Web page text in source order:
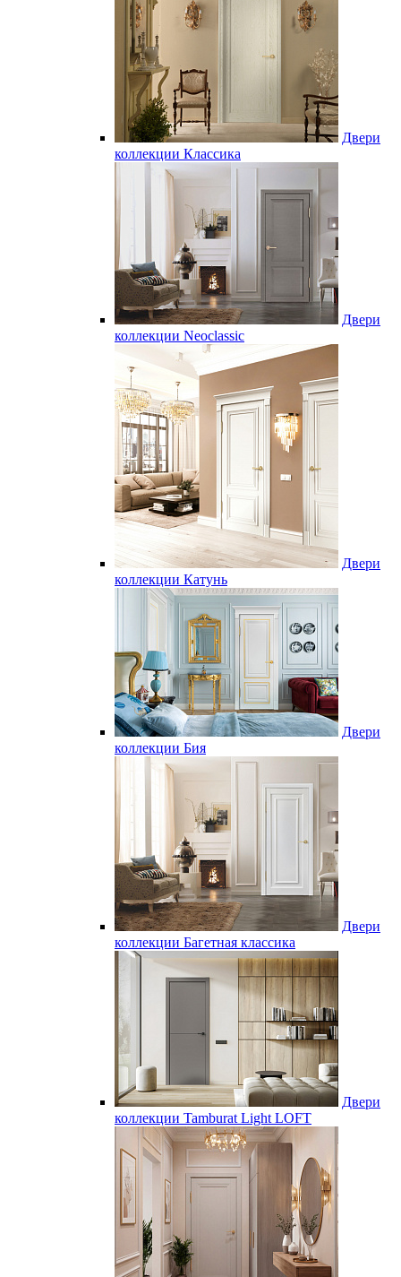
Двери
коллекции Классика
Двери
коллекции Neoclassic
Двери
коллекции Катунь
Двери
коллекции Бия
Двери
коллекции Багетная классика
Двери
коллекции Tamburat Light LOFT